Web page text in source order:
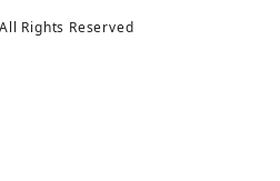
Rights Reserved